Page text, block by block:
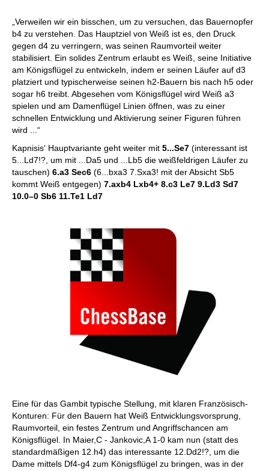
„Verweilen wir ein bisschen, um zu versuchen, das Bauernopfer
b4 zu verstehen. Das Hauptziel von Weiß ist es, den Druck
gegen d4 zu verringern, was seinen Raumvorteil weiter
stabilisiert. Ein solides Zentrum erlaubt es Weiß, seine Initiative
am Königsflügel zu entwickeln, indem er seinen Läufer auf d3
platziert und typischerweise seinen h2-Bauern bis nach h5 oder
sogar h6 treibt. Abgesehen vom Königsflügel wird Weiß a3
spielen und am Damenflügel Linien öffnen, was zu einer
schnellen Entwicklung und Aktivierung seiner Figuren führen
wird ...“
Kapnisis‘ Hauptvariante geht weiter mit 5...Se7 (interessant ist
5...Ld7!?, um mit ...Da5 und ...Lb5 die weißfeldrigen Läufer zu
tauschen) 6.a3 Sec6 (6...bxa3 7.Sxa3! mit der Absicht Sb5
kommt Weiß entgegen) 7.axb4 Lxb4+ 8.c3 Le7 9.Ld3 Sd7
10.0–0 Sb6 11.Te1 Ld7
Eine für das Gambit typische Stellung, mit klaren Französisch-
Konturen: Für den Bauern hat Weiß Entwicklungsvorsprung,
Raumvorteil, ein festes Zentrum und Angriffschancen am
Königsflügel. In Maier,C - Jankovic,A 1-0 kam nun (statt des
standardmäßigen 12.h4) das interessante 12.Dd2!?, um die
Dame mittels Df4-g4 zum Königsflügel zu bringen, was in der